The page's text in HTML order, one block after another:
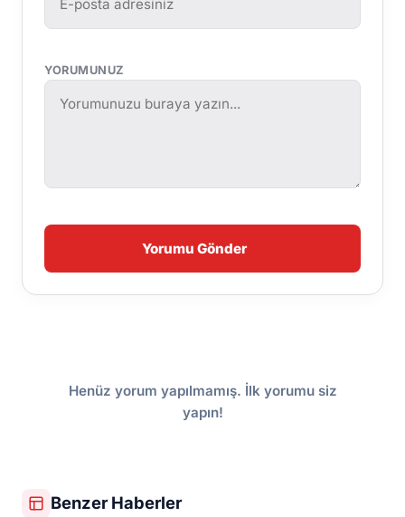
YORUMUNUZ
Yorumu Gönder
Henüz yorum yapılmamış. İlk yorumu siz
yapın!
Benzer Haberler